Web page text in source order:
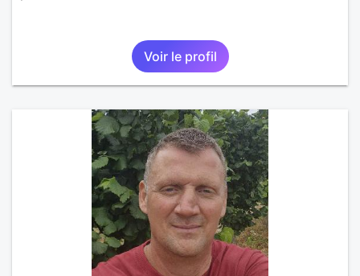
Voir le profil